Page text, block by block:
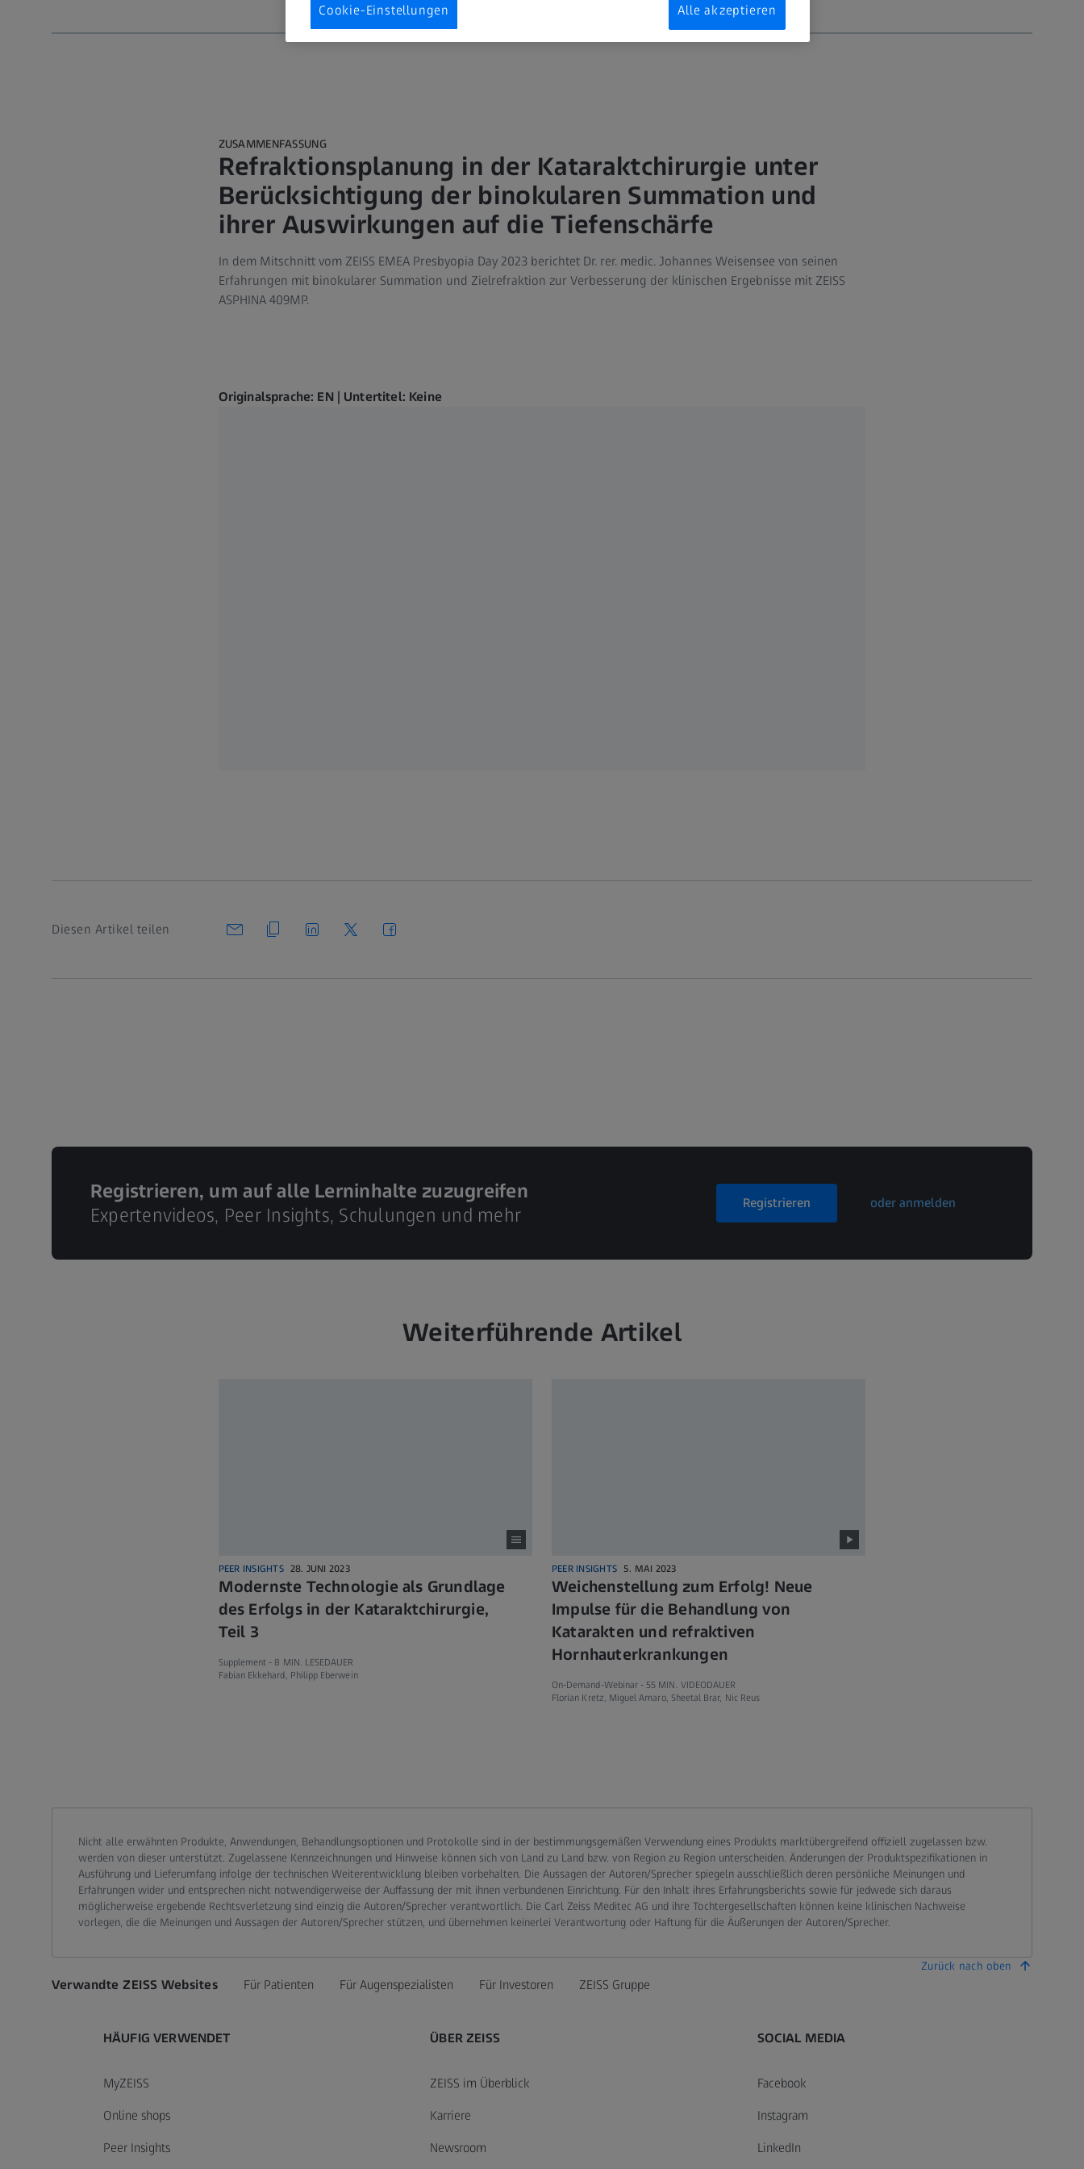
ZUSAMMENFASSUNG
Refraktionsplanung in der Kataraktchirurgie unter
Berücksichtigung der binokularen Summation und
ihrer Auswirkungen auf die Tiefenschärfe
In dem Mitschnitt vom ZEISS EMEA Presbyopia Day 2023 berichtet Dr. rer. medic. Johannes Weisensee von seinen
Erfahrungen mit binokularer Summation und Zielrefraktion zur Verbesserung der klinischen Ergebnisse mit ZEISS
ASPHINA 409MP.
Originalsprache: EN | Untertitel: Keine
Diesen Artikel teilen
Registrieren, um auf alle Lerninhalte zuzugreifen
Expertenvideos, Peer Insights, Schulungen und mehr
Registrieren oder anmelden
Weiterführende Artikel
PEER INSIGHTS 28. JUNI 2023
Modernste Technologie als Grundlage
des Erfolgs in der Kataraktchirurgie,
Teil 3
Supplement - 8 MIN. LESEDAUER
Fabian Ekkehard, Philipp Eberwein
PEER INSIGHTS 5. MAI 2023
Weichenstellung zum Erfolg! Neue
Impulse für die Behandlung von
Katarakten und refraktiven
Hornhauterkrankungen
On-Demand-Webinar - 55 MIN. VIDEODAUER
Florian Kretz, Miguel Amaro, Sheetal Brar, Nic Reus
Call contact at
Call contact on mobile at
Send contact a mail to
Nicht alle erwähnten Produkte, Anwendungen, Behandlungsoptionen und Protokolle sind in der bestimmungsgemäßen Verwendung eines Produkts marktübergreifend offiziell zugelassen bzw.
werden von dieser unterstützt. Zugelassene Kennzeichnungen und Hinweise können sich von Land zu Land bzw. von Region zu Region unterscheiden. Änderungen der Produktspezifikationen in
Ausführung und Lieferumfang infolge der technischen Weiterentwicklung bleiben vorbehalten. Die Aussagen der Autoren/Sprecher spiegeln ausschließlich deren persönliche Meinungen und
Erfahrungen wider und entsprechen nicht notwendigerweise der Auffassung der mit ihnen verbundenen Einrichtung. Für den Inhalt ihres Erfahrungsberichts sowie für jedwede sich daraus
möglicherweise ergebende Rechtsverletzung sind einzig die Autoren/Sprecher verantwortlich. Die Carl Zeiss Meditec AG und ihre Tochtergesellschaften können keine klinischen Nachweise
vorlegen, die die Meinungen und Aussagen der Autoren/Sprecher stützen, und übernehmen keinerlei Verantwortung oder Haftung für die Äußerungen der Autoren/Sprecher.
Zurück nach oben
Verwandte ZEISS Websites Für Patienten Für Augenspezialisten Für Investoren ZEISS Gruppe
HÄUFIG VERWENDET
MyZEISS
Online shops
Peer Insights
ÜBER ZEISS
ZEISS im Überblick
Karriere
Newsroom
SOCIAL MEDIA
Facebook
Instagram
LinkedIn
Cookie-Einstellungen Alle akzeptieren